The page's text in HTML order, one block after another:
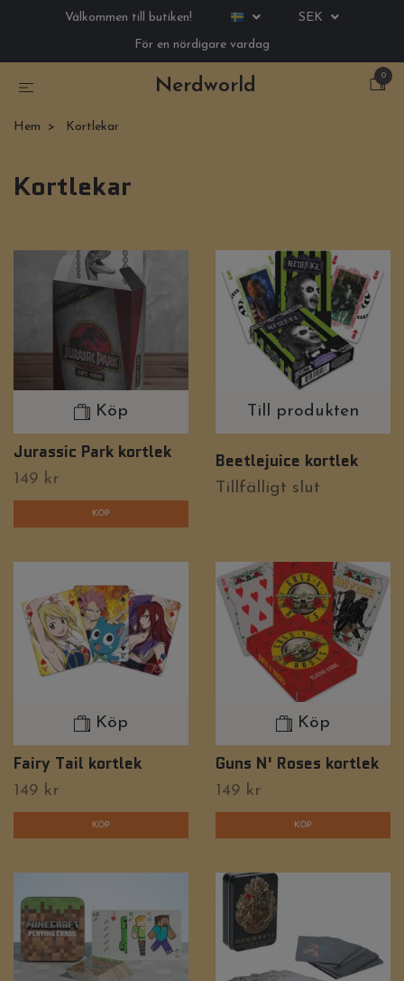
Välkommen till butiken!
SEK
För en nördigare vardag
Nerdworld
0
Hem Kortlekar
Kortlekar
Köp
Jurassic Park kortlek
149 kr
Till produkten
Beetlejuice kortlek
Tillfälligt slut
Köp
Fairy Tail kortlek
149 kr
Köp
Guns N' Roses kortlek
149 kr